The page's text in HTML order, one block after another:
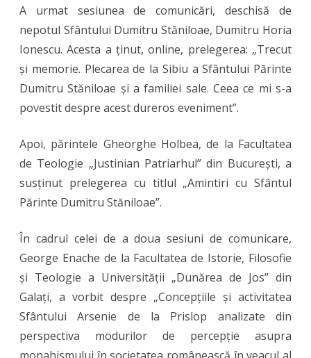
A urmat sesiunea de comunicări, deschisă de
nepotul Sfântului Dumitru Stăniloae, Dumitru Horia
Ionescu. Acesta a ținut, online, prelegerea: „Trecut
și memorie. Plecarea de la Sibiu a Sfântului Părinte
Dumitru Stăniloae și a familiei sale. Ceea ce mi s-a
povestit despre acest dureros eveniment”.
Apoi, părintele Gheorghe Holbea, de la Facultatea
de Teologie „Justinian Patriarhul” din București, a
susținut prelegerea cu titlul „Amintiri cu Sfântul
Părinte Dumitru Stăniloae”.
În cadrul celei de a doua sesiuni de comunicare,
George Enache de la Facultatea de Istorie, Filosofie
și Teologie a Universității „Dunărea de Jos” din
Galați, a vorbit despre „Concepțiile și activitatea
Sfântului Arsenie de la Prislop analizate din
perspectiva modurilor de percepție asupra